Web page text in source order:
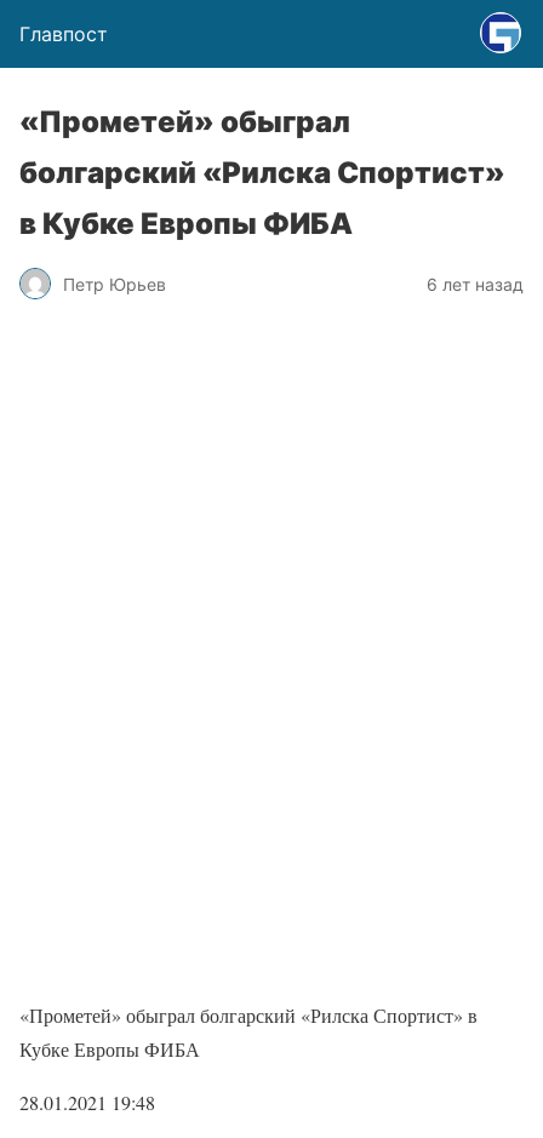
Главпост
«Прометей» обыграл
болгарский «Рилска Спортист»
в Кубке Европы ФИБА
Петр Юрьев 6 лет назад
«Прометей» обыграл болгарский «Рилска Спортист» в
Кубке Европы ФИБА
28.01.2021 19:48